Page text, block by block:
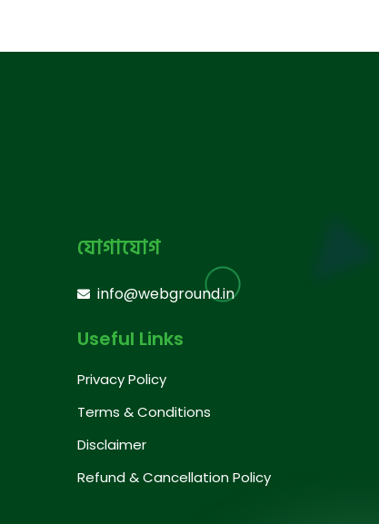
যোগাযোগ
info@webground.in
Useful Links
Privacy Policy
Terms & Conditions
Disclaimer
Refund & Cancellation Policy